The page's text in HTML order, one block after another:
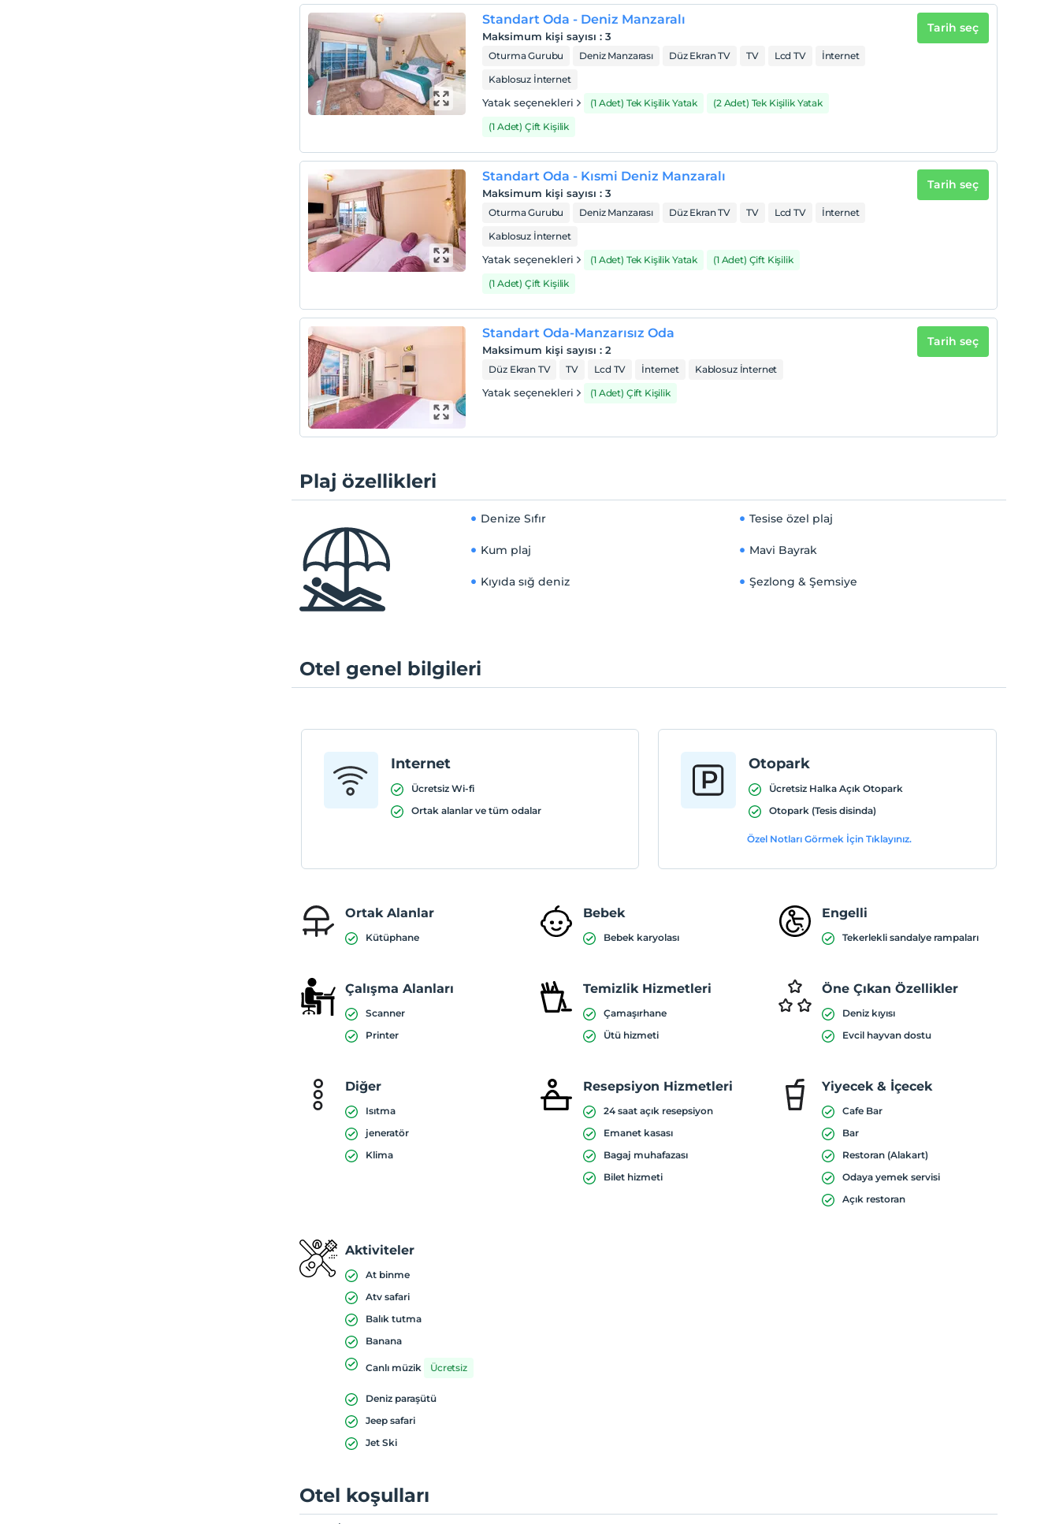
Standart Oda - Deniz Manzaralı
Maksimum kişi sayısı :3
Oturma Gurubu Deniz Manzarası Düz Ekran TV TV Lcd TV
İnternet
Kablosuz İnternet
Yatak seçenekleri (1 Adet) Tek Kişilik Yatak
(2 Adet) Tek Kişilik Yatak
(1 Adet) Çift Kişilik
Tarih seç
Standart Oda - Kısmi Deniz Manzaralı
Maksimum kişi sayısı :3
Oturma Gurubu Deniz Manzarası Düz Ekran TV TV Lcd TV
İnternet
Kablosuz İnternet
Yatak seçenekleri (1 Adet) Tek Kişilik Yatak
(1 Adet) Çift Kişilik
(1 Adet) Çift Kişilik
Tarih seç
Standart Oda-Manzarısız Oda
Maksimum kişi sayısı :2
Düz Ekran TV TV Lcd TV İnternet Kablosuz İnternet
Yatak seçenekleri (1 Adet) Çift Kişilik
Tarih seç
Plaj özellikleri
Denize Sıfır Tesise özel plaj
Kum plaj Mavi Bayrak
Kıyıda sığ deniz Şezlong & Şemsiye
Otel genel bilgileri
Internet
Ücretsiz Wi-fi
Ortak alanlar ve tüm odalar
Otopark
Ücretsiz Halka Açık Otopark
Otopark (Tesis disinda)
Özel Notları Görmek İçin Tıklayınız.
Ortak Alanlar
Kütüphane
Bebek
Bebek karyolası
Engelli
Tekerlekli sandalye rampaları
Çalışma Alanları
Scanner
Printer
Temizlik Hizmetleri
Çamaşırhane
Ütü hizmeti
Öne Çıkan Özellikler
Deniz kıyısı
Evcil hayvan dostu
Diğer
Isıtma
jeneratör
Klima
Resepsiyon Hizmetleri
24 saat açık resepsiyon
Emanet kasası
Bagaj muhafazası
Bilet hizmeti
Yiyecek & İçecek
Cafe Bar
Bar
Restoran (Alakart)
Odaya yemek servisi
Açık restoran
Aktiviteler
At binme
Atv safari
Balık tutma
Banana
Canlı müzik Ücretsiz
Deniz paraşütü
Jeep safari
Jet Ski
Otel koşulları